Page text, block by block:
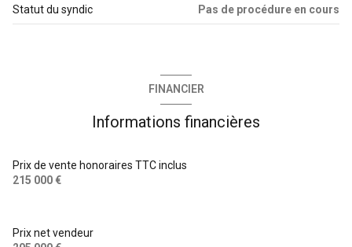
Statut du syndic Pas de procédure en cours
FINANCIER
Informations financières
Prix de vente honoraires TTC inclus
215 000 €
Prix net vendeur